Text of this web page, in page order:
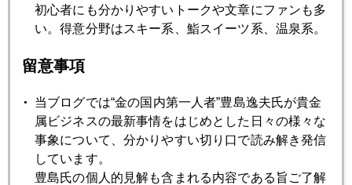
米国債、デフォルト懸念でも安全資産需要増加の怪
2023年04月25日
2023年04月24日
国際金価格、１９８０ドルを挟む展開
初心者にも分かりやすいトークや文章にファンも多
い。得意分野はスキー系、鮨スイーツ系、温泉系。
留意事項
当ブログでは“金の国内第一人者”豊島逸夫氏が貴金
属ビジネスの最新事情をはじめとした日々の様々な
事象について、分かりやすい切り口で読み解き発信
しています。
豊島氏の個人的見解も含まれる内容である旨ご了解